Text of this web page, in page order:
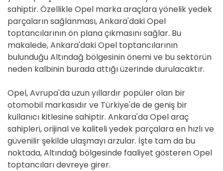
sahiptir. Özellikle Opel marka araçlara yönelik yedek
parçaların sağlanması, Ankara'daki Opel
toptancılarının ön plana çıkmasını sağlar. Bu
makalede, Ankara'daki Opel toptancılarının
bulunduğu Altındağ bölgesinin önemi ve bu sektörün
neden kalbinin burada attığı üzerinde durulacaktır.
Opel, Avrupa'da uzun yıllardır popüler olan bir
otomobil markasıdır ve Türkiye'de de geniş bir
kullanıcı kitlesine sahiptir. Ankara'da Opel araç
sahipleri, orijinal ve kaliteli yedek parçalara en hızlı ve
güvenilir şekilde ulaşmayı arzular. İşte tam da bu
noktada, Altındağ bölgesinde faaliyet gösteren Opel
toptancıları devreye girer.